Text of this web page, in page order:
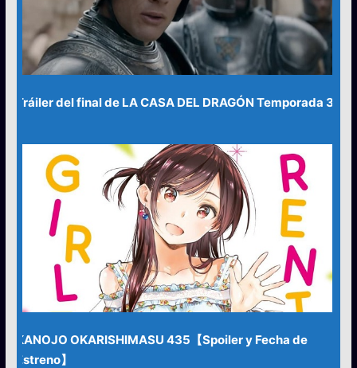
Tráiler del final de LA CASA DEL DRAGÓN Temporada 3
KANOJO OKARISHIMASU 435【Spoiler y Fecha de
Estreno】